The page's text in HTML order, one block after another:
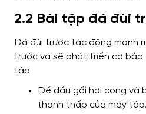
2.2 Bài tập đá đùi
Đá đùi trước tác động mạnh
trước và sẽ phát triển cơ bắp
tập
Để đầu gối hơi cong và
thanh thấp của máy tập.